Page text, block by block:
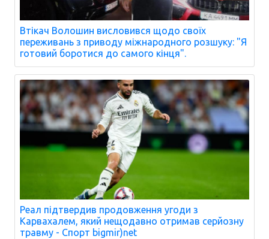
Втікач Волошин висловився щодо своїх
переживань з приводу міжнародного розшуку: "Я
готовий боротися до самого кінця".
Реал підтвердив продовження угоди з
Карвахалем, який нещодавно отримав серйозну
травму - Спорт bigmir)net